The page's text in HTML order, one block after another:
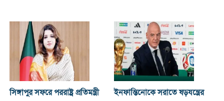
সিঙ্গাপুর সফরে পররাষ্ট্র প্রতিমন্ত্রী
ইনফান্তিনোকে সরাতে ষড়যন্ত্রের